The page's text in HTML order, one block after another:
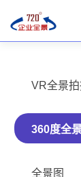
VR全景
360度全
全景图